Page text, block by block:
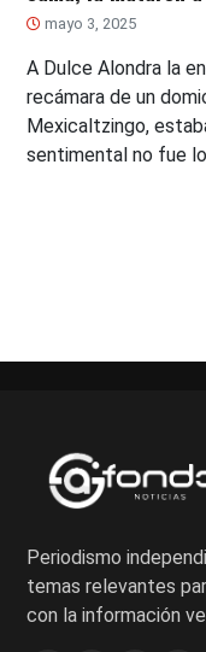
mayo 3, 2025
A Dulce Alondra la
recámara de un
Mexicaltzingo,
sentimental no fue
Periodismo
temas relevantes
con la información